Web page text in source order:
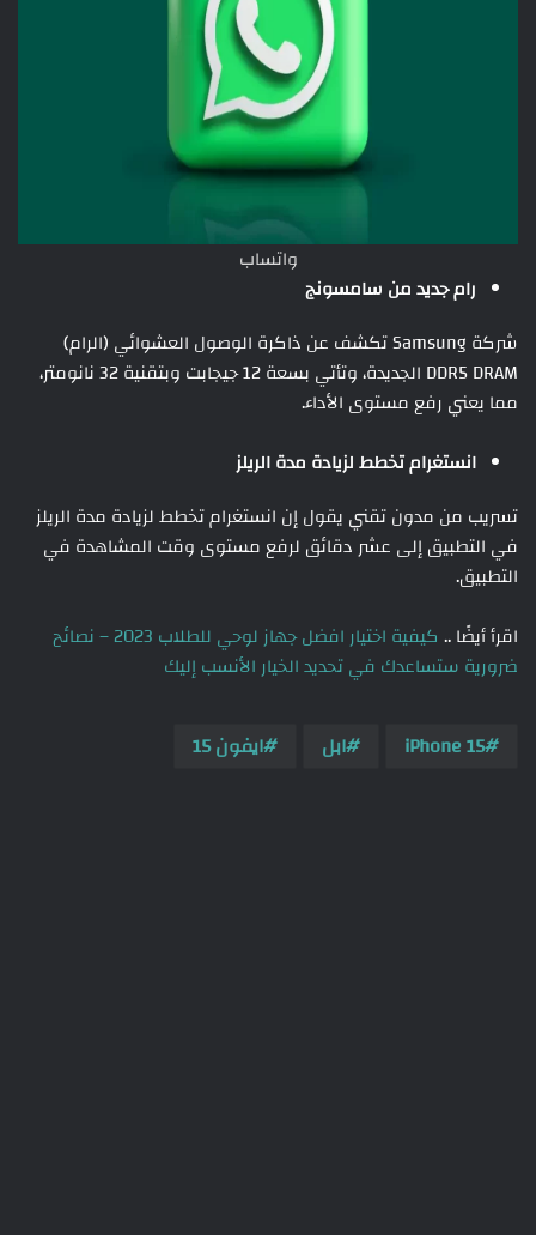
واتساب
رام جديد من سامسونج
شركة Samsung تكشف عن ذاكرة الوصول العشوائي (الرام)
DDR5 DRAM الجديدة، وتأتي بسعة 12 جيجابت وبتقنية 32 نانومتر،
مما يعني رفع مستوى الأداء.
انستغرام تخطط لزيادة مدة الريلز
تسريب من مدون تقني يقول إن انستغرام تخطط لزيادة مدة الريلز
في التطبيق إلى عشر دقائق لرفع مستوى وقت المشاهدة في
التطبيق.
اقرأ أيضًا ..
كيفية اختيار افضل جهاز لوحي للطلاب 2023 – نصائح
ضرورية ستساعدك في تحديد الخيار الأنسب إليك
iPhone 15 ابل ايفون 15